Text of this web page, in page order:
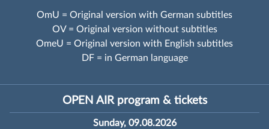
OmU = Original version with German subtitles
OV = Original version without subtitles
OmeU = Original version with English subtitles
DF = in German language
OPEN AIR program & tickets
Sunday, 09.08.2026